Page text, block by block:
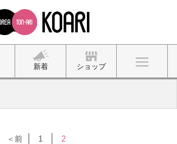
新着 ショップ
＜前 1 2